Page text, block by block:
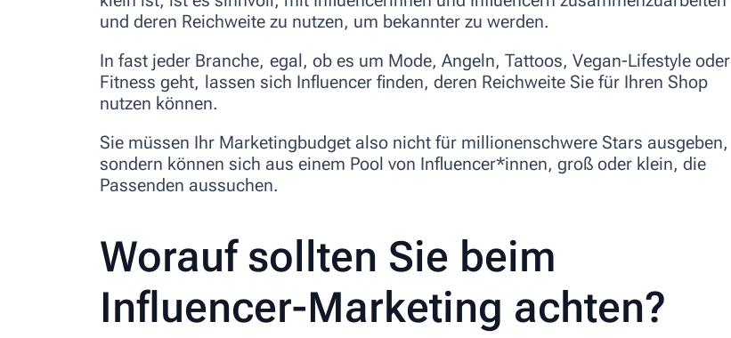
und deren Reichweite zu nutzen, um bekannter zu werden.
In fast jeder Branche, egal, ob es um Mode, Angeln, Tattoos, Vegan-Lifestyle oder
Fitness geht, lassen sich Influencer finden, deren Reichweite Sie für Ihren Shop
nutzen können.
Sie müssen Ihr Marketingbudget also nicht für millionenschwere Stars ausgeben,
sondern können sich aus einem Pool von Influencer*innen, groß oder klein, die
Passenden aussuchen.
Worauf sollten Sie beim
Influencer-Marketing achten?